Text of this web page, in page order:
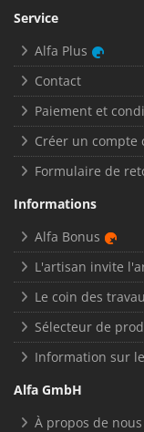
Service
Alfa Plus
Contact
Paiement et
Créer un compte
Formulaire de
Informations
Alfa Bonus
L'artisan invite
Le coin des
Sélecteur de
Information sur
Alfa GmbH
À propos de nous